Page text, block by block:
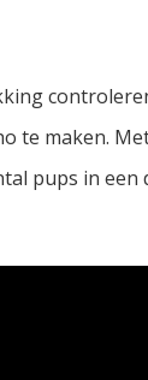
te maken.
pups in